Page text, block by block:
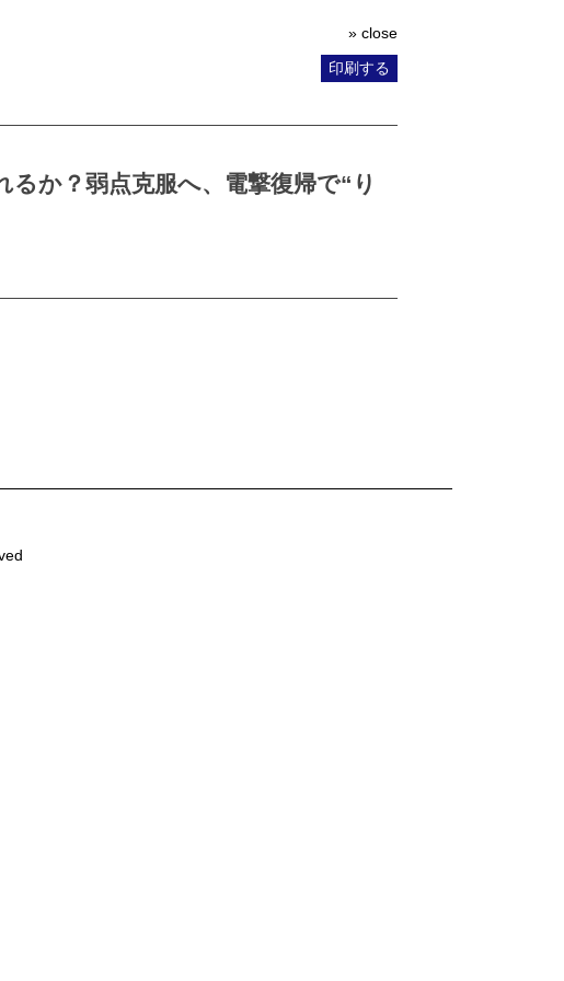
» close
印刷する
か？弱点克服へ、電撃復帰で“り